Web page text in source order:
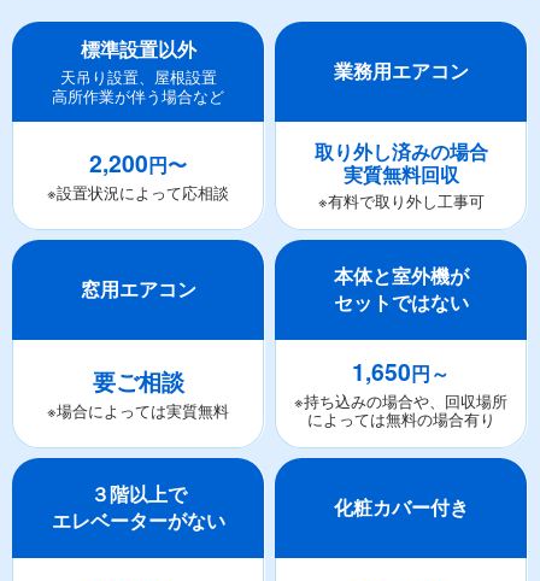
標準設置以外
天吊り設置、屋根設置
高所作業が伴う場合など
2,200円〜
※設置状況によって応相談
業務用エアコン
取り外し済みの場合
実質無料回収
※有料で取り外し工事可
窓用エアコン
要ご相談
※場合によっては実質無料
本体と室外機が
セットではない
1,650円～
※持ち込みの場合や、回収場所
によっては無料の場合有り
３階以上で
エレベーターがない
化粧カバー付き